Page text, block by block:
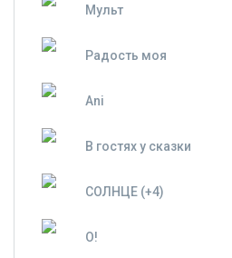
Мульт
Радость моя
Ani
В гостях у сказки
СОЛНЦЕ (+4)
О!